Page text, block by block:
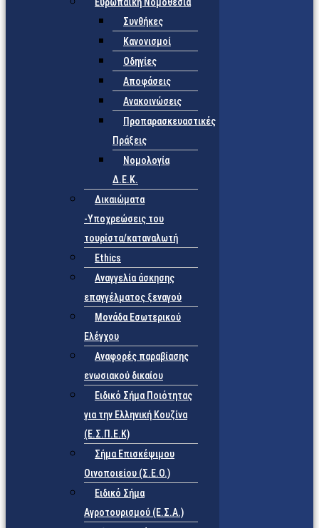
Συνθήκες
Κανονισμοί
Οδηγίες
Αποφάσεις
Ανακοινώσεις
Προπαρασκευαστικές
Πράξεις
Νομολογία
Δ.Ε.Κ.
Δικαιώματα
-Υποχρεώσεις του
τουρίστα/καταναλωτή
Ethics
Αναγγελία άσκησης
επαγγέλματος ξεναγού
Μονάδα Εσωτερικού
Ελέγχου
Αναφορές παραβίασης
ενωσιακού δικαίου
Ειδικό Σήμα Ποιότητας
για την Ελληνική Κουζίνα
(Ε.Σ.Π.Ε.Κ)
Σήμα Επισκέψιμου
Οινοποιείου (Σ.Ε.Ο.)
Ειδικό Σήμα
Αγροτουρισμού (Ε.Σ.Α.)